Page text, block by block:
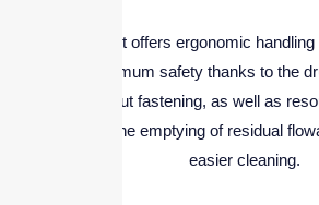
In addition, it offers ergonomic
edges, maximum safety thanks to the
even without fastening, as well as
thanks to the emptying of residual
easier cleaning.